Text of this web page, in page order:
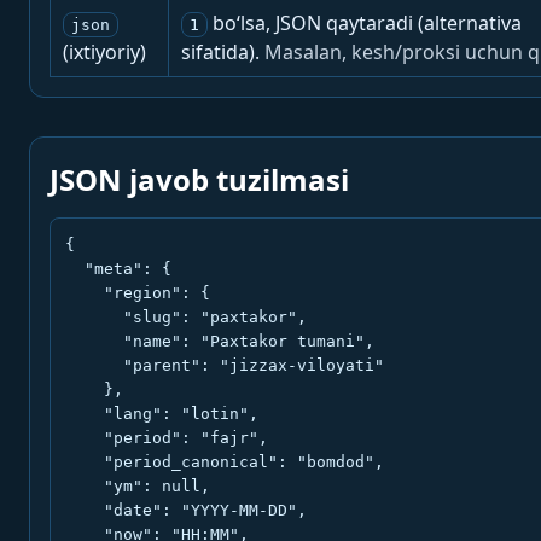
json
(ixtiyoriy)
1
bo‘lsa, JSON qaytaradi (alternativa
sifatida). Masalan, kesh/proksi uchun
JSON javob tuzilmasi
{
  "meta": {
    "region": {
      "slug": "paxtakor",
      "name": "Paxtakor tumani",
      "parent": "jizzax-viloyati"
    },
    "lang": "lotin",
    "period": "fajr",
    "period_canonical": "bomdod",
    "ym": null,
    "date": "YYYY-MM-DD",
    "now": "HH:MM",